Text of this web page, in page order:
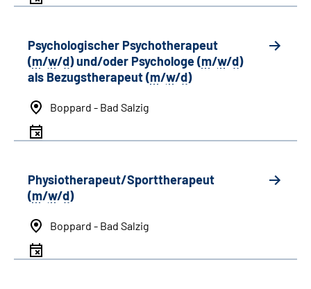
Psychologischer Psychotherapeut
(m/w/d) und/oder Psychologe (m/w/d)
als Bezugstherapeut (m/w/d)
Boppard - Bad Salzig
Physiotherapeut/Sporttherapeut
(m/w/d)
Boppard - Bad Salzig